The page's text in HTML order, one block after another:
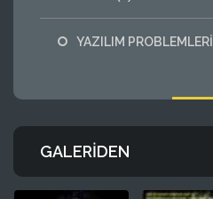
YAZILIM PROBLEMLERİ
GALERIDEN